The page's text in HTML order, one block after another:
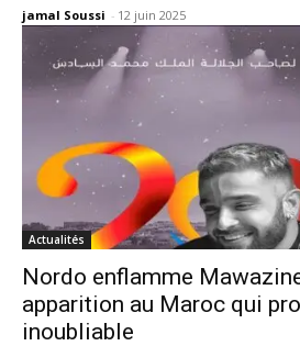
jamal Soussi - 12 juin 2025
Actualités
Nordo enflamme
apparition au Maroc qui
inoubliable